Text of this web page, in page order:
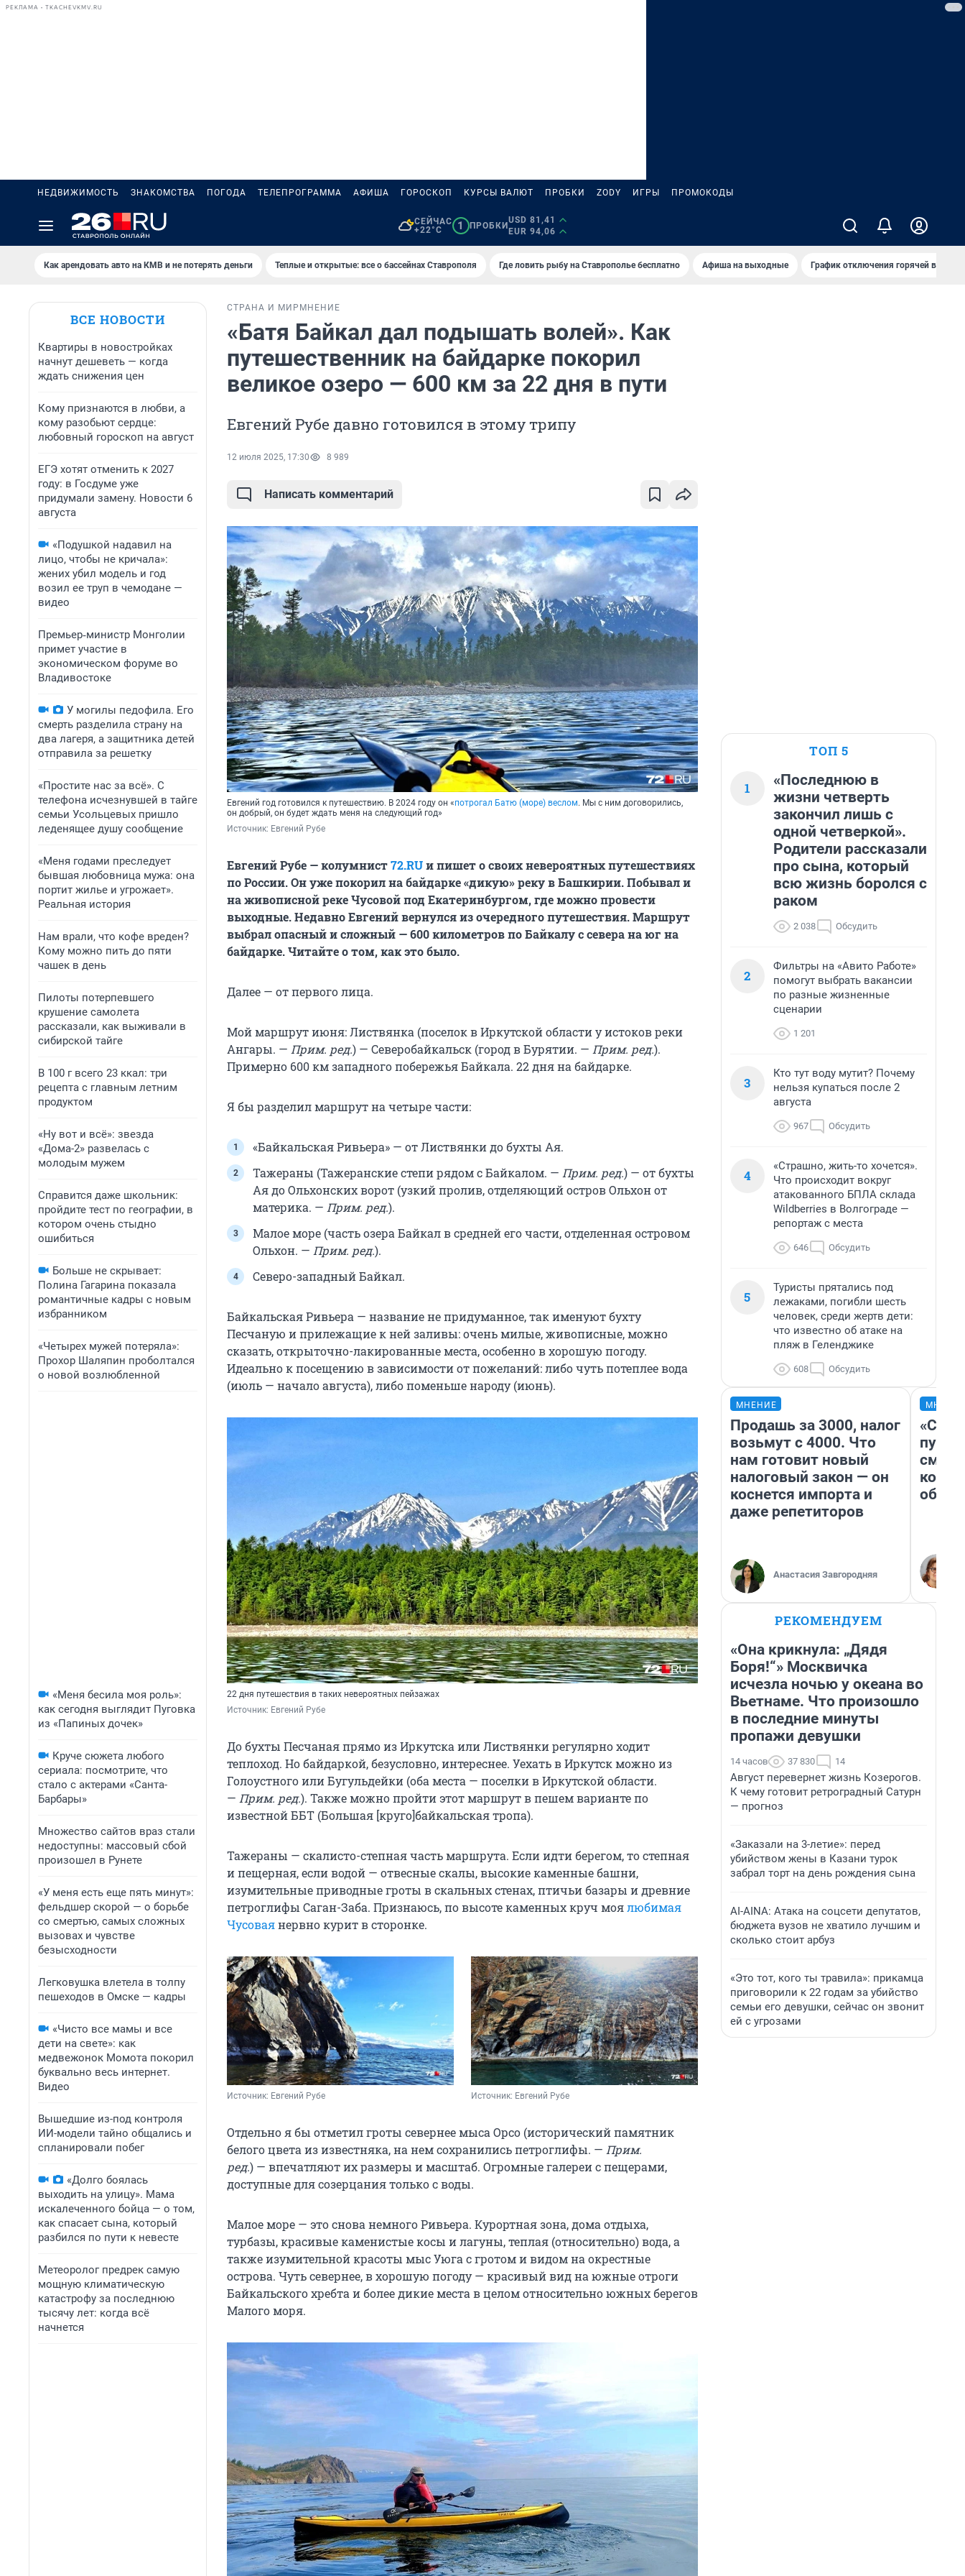
РЕКЛАМА • TKACHEVKMV.RU
НЕДВИЖИМОСТЬ ЗНАКОМСТВА ПОГОДА ТЕЛЕПРОГРАММА АФИША ГОРОСКОП КУРСЫ ВАЛЮТ ПРОБКИ ZODY ИГРЫ ПРОМОКОДЫ
СЕЙЧАС
+22°C
1 ПРОБКИ
USD 81,41
EUR 94,06
Как арендовать авто на КМВ и не потерять деньги Теплые и открытые: все о бассейнах Ставрополя Где ловить рыбу на Ставрополье бесплатно Афиша на выходные График отключения горячей воды в
ВСЕ НОВОСТИ
Квартиры в новостройках
начнут дешеветь — когда
ждать снижения цен
Кому признаются в любви, а
кому разобьют сердце:
любовный гороскоп на август
ЕГЭ хотят отменить к 2027
году: в Госдуме уже
придумали замену. Новости 6
августа
«Подушкой надавил на
лицо, чтобы не кричала»:
жених убил модель и год
возил ее труп в чемодане —
видео
Премьер‑министр Монголии
примет участие в
экономическом форуме во
Владивостоке
У могилы педофила. Его
смерть разделила страну на
два лагеря, а защитника детей
отправила за решетку
«Простите нас за всё». С
телефона исчезнувшей в тайге
семьи Усольцевых пришло
леденящее душу сообщение
«Меня годами преследует
бывшая любовница мужа: она
портит жилье и угрожает».
Реальная история
Нам врали, что кофе вреден?
Кому можно пить до пяти
чашек в день
Пилоты потерпевшего
крушение самолета
рассказали, как выживали в
сибирской тайге
В 100 г всего 23 ккал: три
рецепта с главным летним
продуктом
«Ну вот и всё»: звезда
«Дома-2» развелась с
молодым мужем
Справится даже школьник:
пройдите тест по географии, в
котором очень стыдно
ошибиться
Больше не скрывает:
Полина Гагарина показала
романтичные кадры с новым
избранником
«Четырех мужей потеряла»:
Прохор Шаляпин проболтался
о новой возлюбленной
«Меня бесила моя роль»:
как сегодня выглядит Пуговка
из «Папиных дочек»
Круче сюжета любого
сериала: посмотрите, что
стало с актерами «Санта-
Барбары»
Множество сайтов враз стали
недоступны: массовый сбой
произошел в Рунете
«У меня есть еще пять минут»:
фельдшер скорой — о борьбе
со смертью, самых сложных
вызовах и чувстве
безысходности
Легковушка влетела в толпу
пешеходов в Омске — кадры
«Чисто все мамы и все
дети на свете»: как
медвежонок Момота покорил
буквально весь интернет.
Видео
Вышедшие из-под контроля
ИИ-модели тайно общались и
спланировали побег
«Долго боялась
выходить на улицу». Мама
искалеченного бойца — о том,
как спасает сына, который
разбился по пути к невесте
Метеоролог предрек самую
мощную климатическую
катастрофу за последнюю
тысячу лет: когда всё
начнется
СТРАНА И МИР МНЕНИЕ
«Батя Байкал дал подышать волей». Как
путешественник на байдарке покорил
великое озеро — 600 км за 22 дня в пути
Евгений Рубе давно готовился в этому трипу
12 июля 2025, 17:30 8 989
Написать комментарий
Евгений год готовился к путешествию. В 2024 году он «потрогал Батю (море) веслом. Мы с ним договорились,
он добрый, он будет ждать меня на следующий год»
Источник: Евгений Рубе
Евгений Рубе — колумнист72.RUи пишет о своих невероятных путешествиях
по России. Он уже покорил на байдарке «дикую» реку в Башкирии. Побывал и
на живописной реке Чусовой под Екатеринбургом, где можно провести
выходные. Недавно Евгений вернулся из очередного путешествия. Маршрут
выбрал опасный и сложный — 600 километров по Байкалу с севера на юг на
байдарке. Читайте о том, как это было.
Далее — от первого лица.
Мой маршрут июня: Листвянка (поселок в Иркутской области у истоков реки
Ангары. — Прим. ред.) — Северобайкальск (город в Бурятии. — Прим. ред.).
Примерно 600 км западного побережья Байкала. 22 дня на байдарке.
Я бы разделил маршрут на четыре части:
«Байкальская Ривьера» — от Листвянки до бухты Ая.
Тажераны (Тажеранские степи рядом с Байкалом. — Прим. ред.) — от бухты
Ая до Ольхонских ворот (узкий пролив, отделяющий остров Ольхон от
материка. — Прим. ред.).
Малое море (часть озера Байкал в средней его части, отделенная островом
Ольхон. — Прим. ред.).
Северо-западный Байкал.
Байкальская Ривьера — название не придуманное, так именуют бухту
Песчаную и прилежащие к ней заливы: очень милые, живописные, можно
сказать, открыточно-лакированные места, особенно в хорошую погоду.
Идеально к посещению в зависимости от пожеланий: либо чуть потеплее вода
(июль — начало августа), либо поменьше народу (июнь).
22 дня путешествия в таких невероятных пейзажах
Источник: Евгений Рубе
До бухты Песчаная прямо из Иркутска или Листвянки регулярно ходит
теплоход. Но байдаркой, безусловно, интереснее. Уехать в Иркутск можно из
Голоустного или Бугульдейки (оба места — поселки в Иркутской области.
— Прим. ред.). Также можно пройти этот маршрут в пешем варианте по
известной ББТ (Большая [круго]байкальская тропа).
Тажераны — скалисто-степная часть маршрута. Если идти берегом, то степная
и пещерная, если водой — отвесные скалы, высокие каменные башни,
изумительные приводные гроты в скальных стенах, птичьи базары и древние
петроглифы Саган-Заба. Признаюсь, по высоте каменных круч моялюбимая
Чусоваянервно курит в сторонке.
Источник: Евгений Рубе Источник: Евгений Рубе
Отдельно я бы отметил гроты севернее мыса Орсо (исторический памятник
белого цвета из известняка, на нем сохранились петроглифы. — Прим.
ред.) — впечатляют их размеры и масштаб. Огромные галереи с пещерами,
доступные для созерцания только с воды.
Малое море — это снова немного Ривьера. Курортная зона, дома отдыха,
турбазы, красивые каменистые косы и лагуны, теплая (относительно) вода, а
также изумительной красоты мыс Уюга с гротом и видом на окрестные
острова. Чуть севернее, в хорошую погоду — красивый вид на южные отроги
Байкальского хребта и более дикие места в целом относительно южных берегов
Малого моря.
ТОП 5
1
«Последнюю в
жизни четверть
закончил лишь с
одной четверкой».
Родители рассказали
про сына, который
всю жизнь боролся с
раком
2 038 Обсудить
2
Фильтры на «Авито Работе»
помогут выбрать вакансии
по разные жизненные
сценарии
1 201
3
Кто тут воду мутит? Почему
нельзя купаться после 2
августа
967 Обсудить
4
«Страшно, жить-то хочется».
Что происходит вокруг
атакованного БПЛА склада
Wildberries в Волгограде —
репортаж с места
646 Обсудить
5
Туристы прятались под
лежаками, погибли шесть
человек, среди жертв дети:
что известно об атаке на
пляж в Геленджике
608 Обсудить
МНЕНИЕ
Продашь за 3000, налог
возьмут с 4000. Что
нам готовит новый
налоговый закон — он
коснется импорта и
даже репетиторов
Анастасия Завгородняя
РЕКОМЕНДУЕМ
«Она крикнула: „Дядя
Боря!“» Москвичка
исчезла ночью у океана во
Вьетнаме. Что произошло
в последние минуты
пропажи девушки
14 часов 37 830 14
Август перевернет жизнь Козерогов.
К чему готовит ретроградный Сатурн
— прогноз
«Заказали на 3-летие»: перед
убийством жены в Казани турок
забрал торт на день рождения сына
AI-AINA: Атака на соцсети депутатов,
бюджета вузов не хватило лучшим и
сколько стоит арбуз
«Это тот, кого ты травила»: прикамца
приговорили к 22 годам за убийство
семьи его девушки, сейчас он звонит
ей с угрозами